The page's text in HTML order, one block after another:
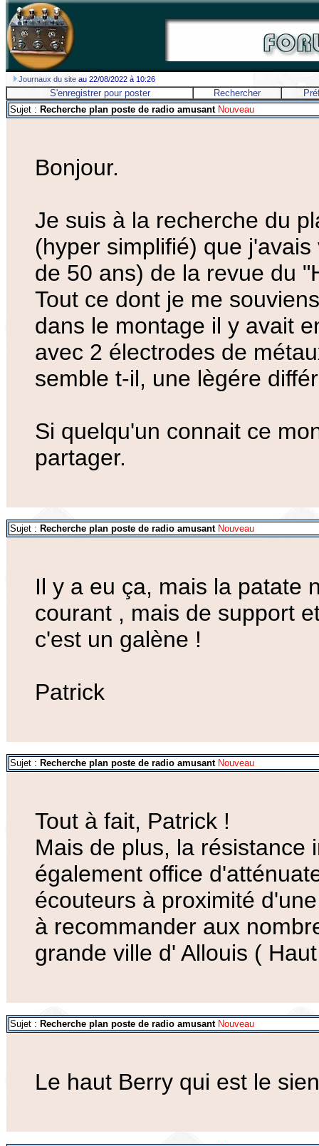
Journaux du site au 22/08/2022 à 10:26
S'enregistrer pour poster Rechercher
Sujet : Recherche plan poste de radio amusantNouveau
Bonjour.
Je suis à la recherche du
(hyper simplifié) que
de 50 ans) de la revue du
Tout ce dont je me
dans le montage il y avait
avec 2 électrodes de
semble t-il, une lègére
Si quelqu'un connait ce
partager.
Sujet : Recherche plan poste de radio amusantNouveau
Il y a eu ça, mais la patate
courant , mais de support
c'est un galène !
Patrick
Sujet : Recherche plan poste de radio amusantNouveau
Tout à fait, Patrick !
Mais de plus, la résistance
également office
écouteurs à proximité
à recommander aux
grande ville d' Allouis (
Sujet : Recherche plan poste de radio amusantNouveau
Le haut Berry qui est le